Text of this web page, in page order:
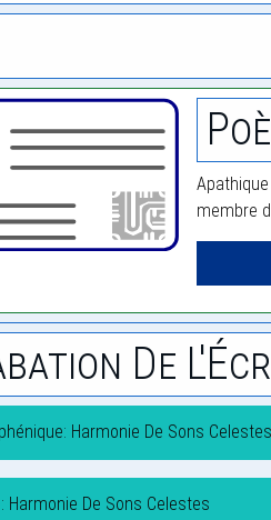
membre
De
Harmonie De Sons Celestes
Harmonie De Sons Celestes